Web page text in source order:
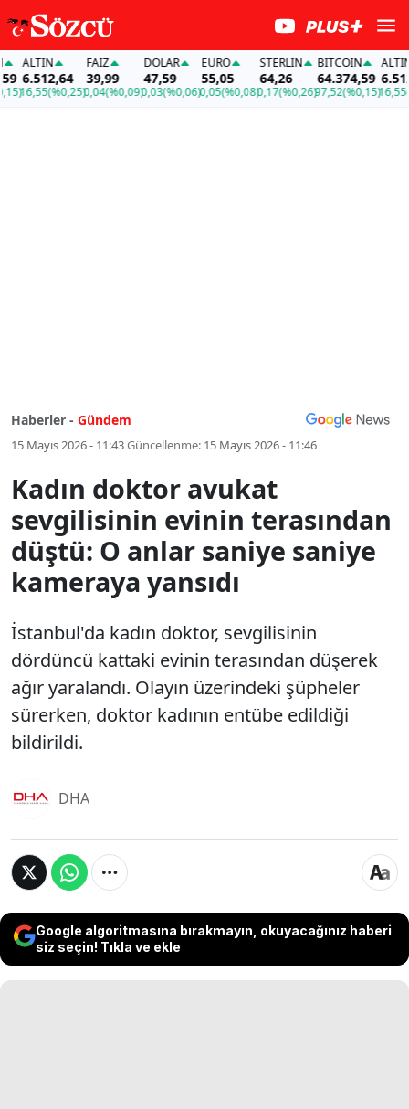
ALTIN
6.512,64
16,55(%0,25)
FAİZ
39,99
0,04(%0,09)
DOLAR
47,59
0,03(%0,06)
EURO
55,05
0,05(%0,08)
STERLIN
64,26
0,17(%0,26)
BITCOIN
64.374,59
97,52(%0,15)
ALTIN
16,55
Haberler - Gündem
15 Mayıs 2026 - 11:43Güncellenme: 15 Mayıs 2026 - 11:46
Kadın doktor avukat
sevgilisinin evinin terasından
düştü: O anlar saniye saniye
kameraya yansıdı
İstanbul'da kadın doktor, sevgilisinin
dördüncü kattaki evinin terasından düşerek
ağır yaralandı. Olayın üzerindeki şüpheler
sürerken, doktor kadının entübe edildiği
bildirildi.
DHA
Google algoritmasına bırakmayın, okuyacağınız haberi
siz seçin! Tıkla ve ekle